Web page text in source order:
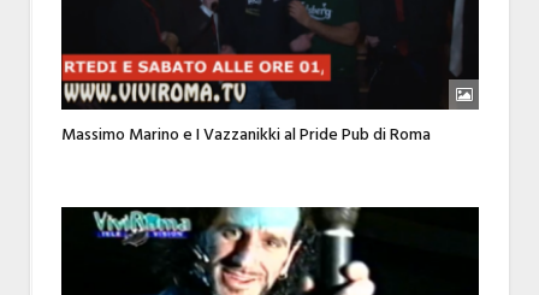
Massimo Marino e I Vazzanikki al Pride Pub di Roma